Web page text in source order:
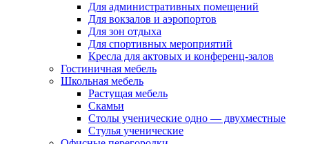
Для административных помещений
Для вокзалов и аэропортов
Для зон отдыха
Для спортивных мероприятий
Кресла для актовых и конференц-залов
Гостиничная мебель
Школьная мебель
Растущая мебель
Скамьи
Столы ученические одно — двухместные
Стулья ученические